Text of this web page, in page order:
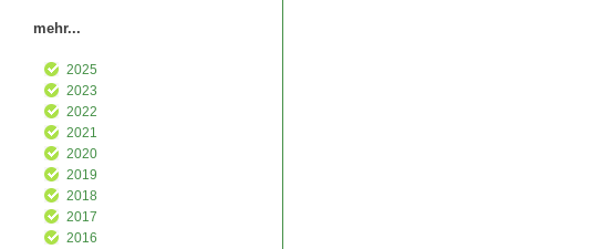
mehr...
2025
2023
2022
2021
2020
2019
2018
2017
2016